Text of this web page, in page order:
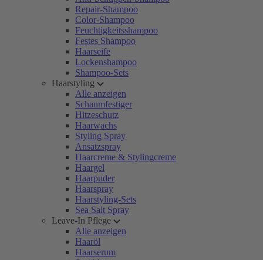
Repair-Shampoo
Color-Shampoo
Feuchtigkeitsshampoo
Festes Shampoo
Haarseife
Lockenshampoo
Shampoo-Sets
Haarstyling
Alle anzeigen
Schaumfestiger
Hitzeschutz
Haarwachs
Styling Spray
Ansatzspray
Haarcreme & Stylingcreme
Haargel
Haarpuder
Haarspray
Haarstyling-Sets
Sea Salt Spray
Leave-In Pflege
Alle anzeigen
Haaröl
Haarserum